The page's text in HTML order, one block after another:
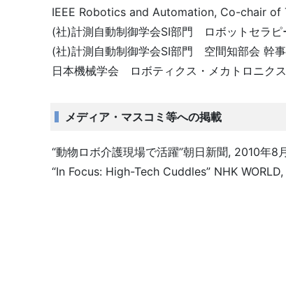
IEEE Robotics and Automation, Co-chair
(社)計測自動制御学会SI部門 ロボットセラピ
(社)計測自動制御学会SI部門 空間知部会 幹事
日本機械学会 ロボティクス・メカトロニク
メディア・マスコミ等への掲載
“動物ロボ介護現場で活躍”朝日新聞, 2010年8
“In Focus: High-Tech Cuddles” NHK